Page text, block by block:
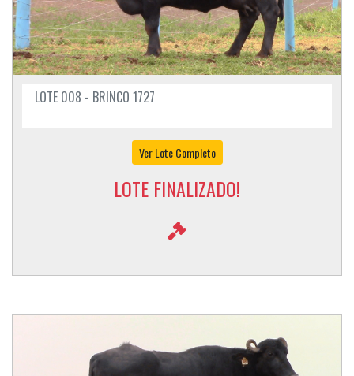
LOTE 008 - BRINCO 1727
Ver Lote Completo
LOTE FINALIZADO!